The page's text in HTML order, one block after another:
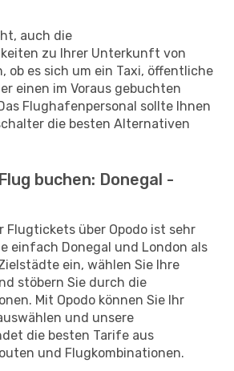
auch die
zu Ihrer Unterkunft von
ob es sich um ein Taxi, öffentliche
einen im Voraus gebuchten
Flughafenpersonal sollte Ihnen
die besten Alternativen
buchen: Donegal -
Flugtickets über Opodo ist sehr
einfach Donegal und London als
ein, wählen Sie Ihre
stöbern Sie durch die
Mit Opodo können Sie Ihr
und unsere
die besten Tarife aus
und Flugkombinationen.